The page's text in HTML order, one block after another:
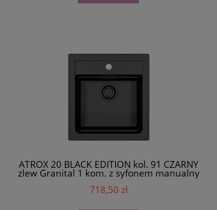
ATROX 20 BLACK EDITION kol. 91 CZARNY
zlew Granital 1 kom. z syfonem manualny
3 1/2" - SYFON BLACK
718,50 zł